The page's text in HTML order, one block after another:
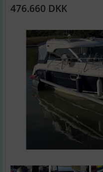
476.660 DKK